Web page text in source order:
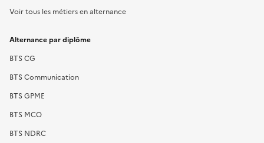
Voir tous les métiers en alternance
Alternance par diplôme
BTS CG
BTS Communication
BTS GPME
BTS MCO
BTS NDRC